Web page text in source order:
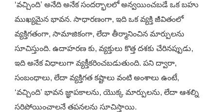
‘వచ్చింది’ అనేది అనేక సందర్భాలలో అన్వయించబడే ఒక బహు
ముఖ్యమైన భావన. సాధారణంగా, ఇది ఒక వ్యక్తి జీవితంలో
వ్యక్తిగతంగా, సామాజికంగా, లేదా తీర్మానించిన మార్పులను
సూచిస్తుంది. ఉదాహరణ కు, వ్యక్తులు కొత్త దశకు చేరినప్పుడు,
ఇది అనేక విధాలుగా వ్యక్తీకరించబడుతుంది. పని ద్వారా,
సంబంధాలు, లేదా వ్యక్తిగత కష్టాలు వంటి అంశాలు ఉంటే,
‘వచ్చింది’ భావన జ్ఞాపకాలను, యొక్క మార్పులను, లేదా ఆశల్ని
సరిపోయించాలనే తపనలను సూచిస్తాయి.